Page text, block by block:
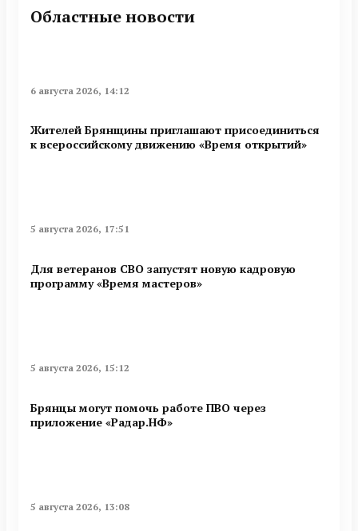
Областные новости
6 августа 2026, 14:12
Жителей Брянщины приглашают присоединиться
к всероссийскому движению «Время открытий»
5 августа 2026, 17:51
Для ветеранов СВО запустят новую кадровую
программу «Время мастеров»
5 августа 2026, 15:12
Брянцы могут помочь работе ПВО через
приложение «Радар.НФ»
5 августа 2026, 13:08